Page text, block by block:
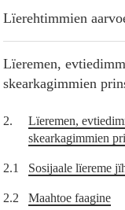
Lïerehtimmien
Lïeremen,
skearkagimmien
2.
Lïeremen,
skearkagimmien
2.1 Sosijaale lïereme
2.2 Maahtoe faagine